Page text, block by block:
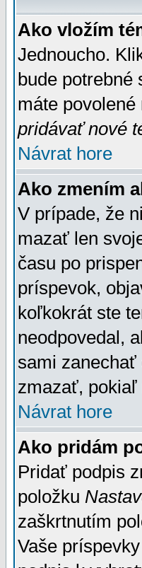
Ako vložím
Jednoucho.
bude
máte
pridávať nové
Návrat hore
Ako zmením
V prípade, že
mazať len
času po
príspevok,
koľkokrát ste
neodpovedal,
sami zanechať
zmazať, pokiaľ
Návrat hore
Ako pridám
Pridať podpis
položku
zaškrtnutím
Vaše